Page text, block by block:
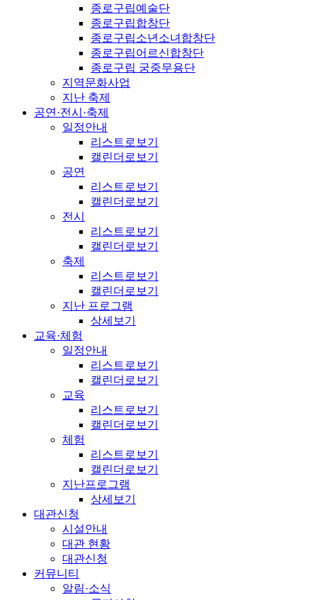
종로구립예술단
종로구립합창단
종로구립소년소녀합창단
종로구립어르신합창단
종로구립 궁중무용단
지역문화사업
지난 축제
공연·전시·축제
일정안내
리스트로보기
캘린더로보기
공연
리스트로보기
캘린더로보기
전시
리스트로보기
캘린더로보기
축제
리스트로보기
캘린더로보기
지난 프로그램
상세보기
교육·체험
일정안내
리스트로보기
캘린더로보기
교육
리스트로보기
캘린더로보기
체험
리스트로보기
캘린더로보기
지난프로그램
상세보기
대관신청
시설안내
대관 현황
대관신청
커뮤니티
알림·소식